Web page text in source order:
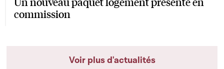
commission
Voir plus d'actualités